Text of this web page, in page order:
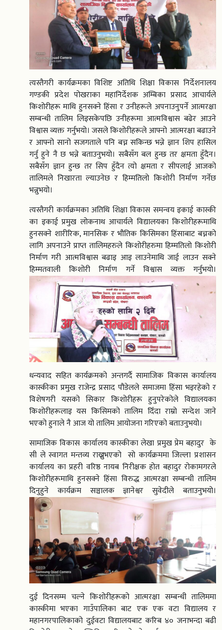
त्यस्तैगरी कार्यक्रमका विशिष्ट अतिथि शिक्षा विकास निर्देशनालय
गण्डकी प्रदेश पोखराका महानिर्देशक अम्बिका प्रसाद आचार्यले
किशोरीहरू माथि हुनसक्ने हिंसा र उनीहरूले अपनाउनुपर्ने आत्मरक्षा
सम्बन्धी तालिम लिइसकेपछि उनीहरूमा आत्मविश्वास बढेर आउने
विश्वास व्यक्त गर्नुभयो। जसले किशोरीहरूले आफ्नो आत्मरक्षा बढाउने
र आफ्नो सानो सजगताले पनि बच्न सकिन्छ भन्ने ज्ञान शिप हासिल
गर्नु हुने नै छ भन्ने बताउनुभयो। सबैसँग बल हुन्छ तर क्षमता हुँदैन।
सबैसँग ज्ञान हुन्छ तर सिप हुँदैन त्यो क्षमता र सीपलाई आजको
तालिमले निखारता ल्याउनेछ र हिम्मतिलो किशोरी निर्माण गर्नेछ
भन्नुभयो।
त्यस्तैगरी कार्यक्रमका अतिथि शिक्षा विकास समन्वय इकाई कास्की
का इकाई प्रमुख लोकनाथ आचार्यले विद्यालयका किशोरीहरूमाथि
हुनसक्ने शारीरिक, मानसिक र भौतिक किसिमका हिंसाबाट बच्नको
लागि अपनाउने प्राप्त तालिमहरुले किशोरीहरुमा हिम्मतिलो किशोरी
निर्माण गरी आत्मविश्वास बढाइ आइ लाउनेमाथि जाई लाउन सक्ने
हिम्मतवाली किशोरी निर्माण गर्ने विश्वास व्यक्त गर्नुभयो।
धन्यवाद सहित कार्यक्रमको अन्तगर्दै सामाजिक विकास कार्यालय
कास्कीका प्रमुख राजेन्द्र प्रसाद पौडेलले समाजमा हिंसा भइरहेको र
विशेषगरी यसको सिकार किशोरीहरू हुनुपरेकोले विद्यालयका
किशोरीहरूलाइ यस किसिमको तालिम दिँदा राम्रो सन्देश जाने
भएको हुनाले नै आज यो तालिम आयोजना गरिएको बताउनुभयो।
सामाजिक विकास कार्यालय कास्कीका लेखा प्रमुख प्रेम बहादुर के
सी ले स्वागत मन्तव्य राख्नुभएको सो कार्यक्रममा जिल्ला प्रशासन
कार्यालय का प्रहरी वरिष्ठ नायब निरीक्षक होत बहादुर रोकामगरले
किशोरीहरूमाथि हुनसक्ने हिंसा विरुद्ध आत्मरक्षा सम्बन्धी तालिम
दिनुहुने कार्यक्रम सञ्चालक ज्ञानेश्वर सुवेदीले बताउनुभयो।
दुई दिनसम्म चल्ने किशोरीहरूको आत्मरक्षा सम्बन्धी तालिममा
कास्कीमा भएका गाउँपालिका बाट एक एक वटा विद्यालय र
महानगरपालिकाको दुईवटा विद्यालयबाट करिब ४० जनाभन्दा बढी